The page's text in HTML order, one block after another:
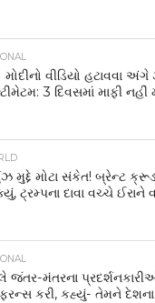
વીડિયો હટાવવા
3 દિવસમાં માફી નહીં
મુદ્દે મોટા સંકેત! બ્રેન્ટ
ટ્રમ્પના દાવા વચ્ચે ઈરાને
જંતર-મંતરના
કરી, કહ્યું- તેમને દેશના